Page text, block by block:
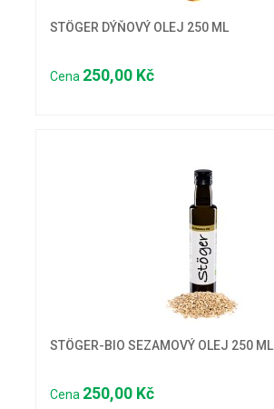
STÖGER DÝŇOVÝ OLEJ 250 ML
Cena 250,00 Kč
STÖGER-BIO SEZAMOVÝ OLEJ 250 ML
Cena 250,00 Kč